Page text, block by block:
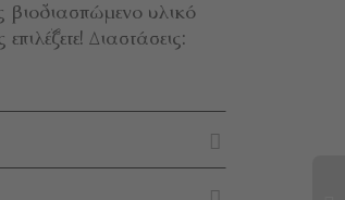
υλικό
Διαστάσεις: